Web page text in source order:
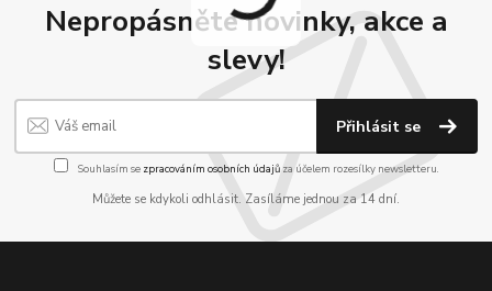
Nepropásněte novinky, akce a
slevy!
Přihlásit se
Souhlasím se zpracováním osobních údajůza účelem rozesílky newsletteru.
Můžete se kdykoli odhlásit. Zasíláme jednou za 14 dní.